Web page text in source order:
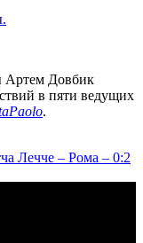
Артем Довбик
в пяти ведущих
.
Лечче – Рома – 0:2